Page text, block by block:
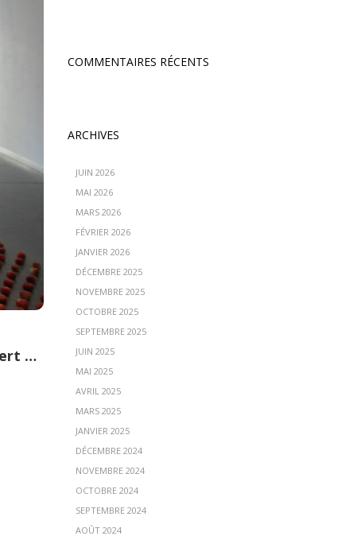
…
COMMENTAIRES RÉCENTS
ARCHIVES
JUIN 2026
MAI 2026
MARS 2026
FÉVRIER 2026
JANVIER 2026
DÉCEMBRE 2025
NOVEMBRE 2025
OCTOBRE 2025
SEPTEMBRE 2025
JUIN 2025
MAI 2025
AVRIL 2025
MARS 2025
JANVIER 2025
DÉCEMBRE 2024
NOVEMBRE 2024
OCTOBRE 2024
SEPTEMBRE 2024
AOÛT 2024